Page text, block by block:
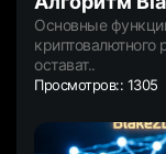
Основные
остават..
Просмотров:: 1305